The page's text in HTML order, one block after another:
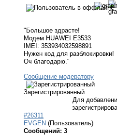
"Большое здрасте!
Модем HUAWEI E3533
IMEI: 353934032598891
Нужен код для разблокировки!
Оч благодарю."
Сообщение модератору
Зарегистрированный
Для
#26311
EVGEN (Пользователь)
Сообщений: 3